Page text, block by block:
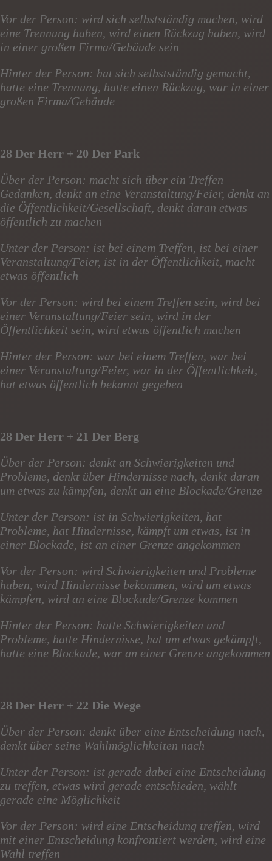
Vor der Person: wird sich selbstständig machen, wird
eine Trennung haben, wird einen Rückzug haben, wird
in einer großen Firma/Gebäude sein
Hinter der Person: hat sich selbstständig gemacht,
hatte eine Trennung, hatte einen Rückzug, war in einer
großen Firma/Gebäude
28 Der Herr + 20 Der Park
Über der Person: macht sich über ein Treffen
Gedanken, denkt an eine Veranstaltung/Feier, denkt an
die Öffentlichkeit/Gesellschaft, denkt daran etwas
öffentlich zu machen
Unter der Person: ist bei einem Treffen, ist bei einer
Veranstaltung/Feier, ist in der Öffentlichkeit, macht
etwas öffentlich
Vor der Person: wird bei einem Treffen sein, wird bei
einer Veranstaltung/Feier sein, wird in der
Öffentlichkeit sein, wird etwas öffentlich machen
Hinter der Person: war bei einem Treffen, war bei
einer Veranstaltung/Feier, war in der Öffentlichkeit,
hat etwas öffentlich bekannt gegeben
28 Der Herr + 21 Der Berg
Über der Person: denkt an Schwierigkeiten und
Probleme, denkt über Hindernisse nach, denkt daran
um etwas zu kämpfen, denkt an eine Blockade/Grenze
Unter der Person: ist in Schwierigkeiten, hat
Probleme, hat Hindernisse, kämpft um etwas, ist in
einer Blockade, ist an einer Grenze angekommen
Vor der Person: wird Schwierigkeiten und Probleme
haben, wird Hindernisse bekommen, wird um etwas
kämpfen, wird an eine Blockade/Grenze kommen
Hinter der Person: hatte Schwierigkeiten und
Probleme, hatte Hindernisse, hat um etwas gekämpft,
hatte eine Blockade, war an einer Grenze angekommen
28 Der Herr + 22 Die Wege
Über der Person: denkt über eine Entscheidung nach,
denkt über seine Wahlmöglichkeiten nach
Unter der Person: ist gerade dabei eine Entscheidung
zu treffen, etwas wird gerade entschieden, wählt
gerade eine Möglichkeit
Vor der Person: wird eine Entscheidung treffen, wird
mit einer Entscheidung konfrontiert werden, wird eine
Wahl treffen